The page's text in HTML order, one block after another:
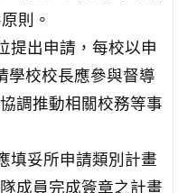
則。
提出申請，每校以申
學校校長應參與督導
調推動相關校務等事
填妥所申請類別計畫
成員完成簽章之計畫